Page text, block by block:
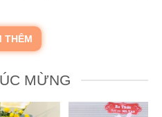
THÊM
MỪNG